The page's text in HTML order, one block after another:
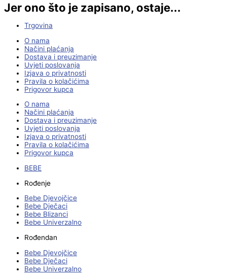
Jer ono što je zapisano, ostaje...
Trgovina
O nama
Načini plaćanja
Dostava i preuzimanje
Uvjeti poslovanja
Izjava o privatnosti
Pravila o kolačićima
Prigovor kupca
O nama
Načini plaćanja
Dostava i preuzimanje
Uvjeti poslovanja
Izjava o privatnosti
Pravila o kolačićima
Prigovor kupca
BEBE
Rođenje
Bebe Djevojčice
Bebe Dječaci
Bebe Blizanci
Bebe Univerzalno
Rođendan
Bebe Djevojčice
Bebe Dječaci
Bebe Univerzalno